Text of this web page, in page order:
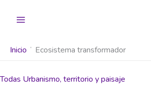
Inicio Ecosistema transformador
Todas Urbanismo, territorio y paisaje